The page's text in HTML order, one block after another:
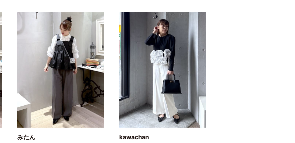
みたん kawachan